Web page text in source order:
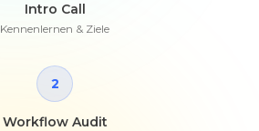
Intro Call
Kennenlernen & Ziele
2
Workflow Audit